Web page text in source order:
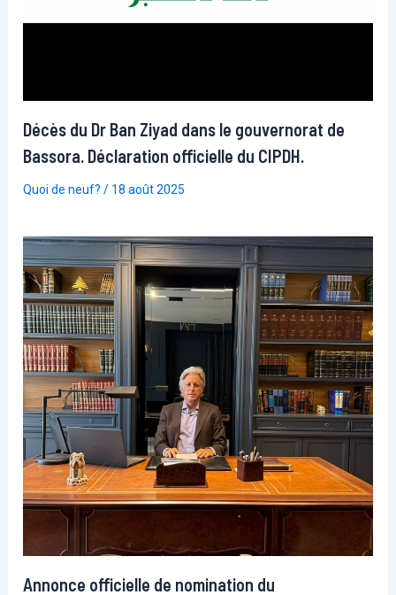
Décès du Dr Ban Ziyad dans le gouvernorat de
Bassora. Déclaration officielle du CIPDH.
Quoi de neuf? / 18 août 2025
Annonce officielle de nomination du